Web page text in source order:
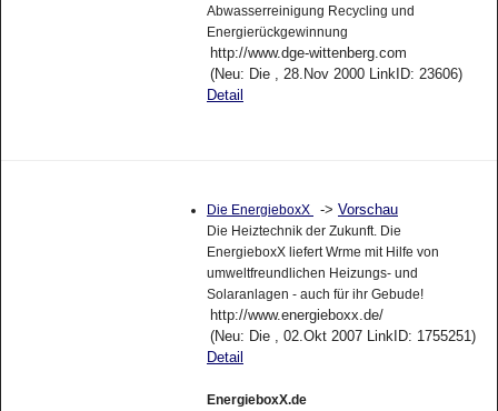
Abwasserreinigung Recycling und
Energierückgewinnung
http://www.dge-wittenberg.com
(Neu: Die , 28.Nov 2000 LinkID: 23606)
Detail
Die EnergieboxX -> Vorschau
Die Heiztechnik der Zukunft. Die
EnergieboxX liefert Wrme mit Hilfe von
umweltfreundlichen Heizungs- und
Solaranlagen - auch für ihr Gebude!
http://www.energieboxx.de/
(Neu: Die , 02.Okt 2007 LinkID: 1755251)
Detail
EnergieboxX.de